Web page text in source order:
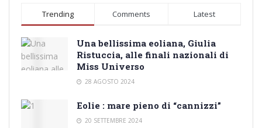
Trending Comments Latest
Una bellissima eoliana, Giulia
Ristuccia, alle finali nazionali di
Miss Universo
28 AGOSTO 2024
Eolie : mare pieno di “cannizzi”
20 SETTEMBRE 2024